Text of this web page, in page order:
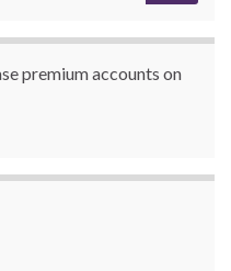
premium accounts on